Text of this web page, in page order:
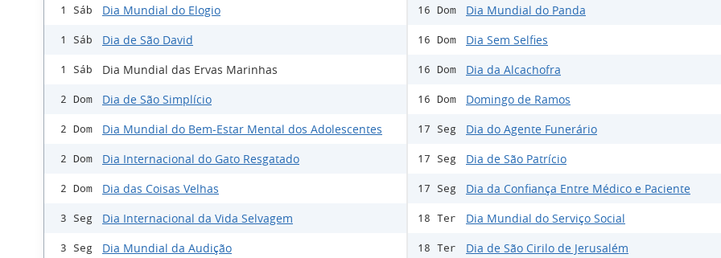
1 Sáb Dia Mundial do Elogio
1 Sáb Dia de São David
1 Sáb Dia Mundial das Ervas Marinhas
2 Dom Dia de São Simplício
2 Dom Dia Mundial do Bem-Estar Mental dos Adolescentes
2 Dom Dia Internacional do Gato Resgatado
2 Dom Dia das Coisas Velhas
3 Seg Dia Internacional da Vida Selvagem
3 Seg Dia Mundial da Audição
16 Dom Dia Mundial do Panda
16 Dom Dia Sem Selfies
16 Dom Dia da Alcachofra
16 Dom Domingo de Ramos
17 Seg Dia do Agente Funerário
17 Seg Dia de São Patrício
17 Seg Dia da Confiança Entre Médico e Paciente
18 Ter Dia Mundial do Serviço Social
18 Ter Dia de São Cirilo de Jerusalém